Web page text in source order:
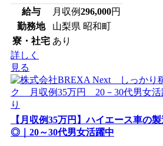
給与
月収例296,000円
勤務地
山梨県 昭和町
寮・社宅 あり
詳しく
見る
【月収例35万円】ハイエース車の
◎｜20～30代男女活躍中